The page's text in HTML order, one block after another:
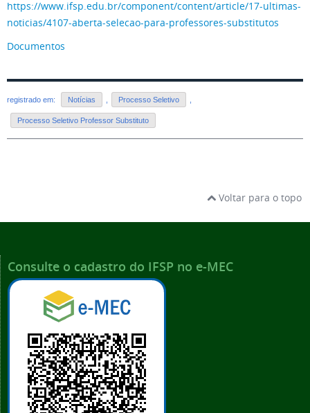
https://www.ifsp.edu.br/component/content/article/17-ultimas-
noticias/4107-aberta-selecao-para-professores-substitutos
Documentos
registrado em: Notícias Processo Seletivo
Processo Seletivo Professor Substituto
Voltar para o topo
Consulte o cadastro do IFSP no e-MEC